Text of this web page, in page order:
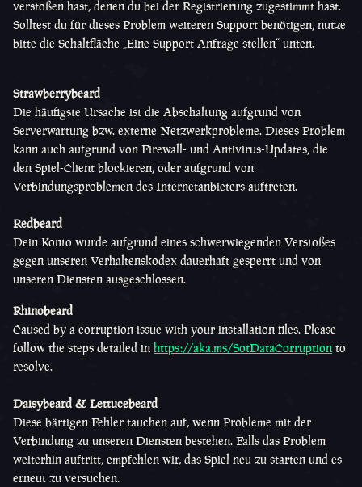
verstoßen hast, denen du bei der Registrierung zugestimmt hast.
Solltest du für dieses Problem weiteren Support benötigen, nutze
bitte die Schaltfläche „Eine Support-Anfrage stellen“ unten.
Strawberrybeard
Die häufigste Ursache ist die Abschaltung aufgrund von
Serverwartung bzw. externe Netzwerkprobleme. Dieses Problem
kann auch aufgrund von Firewall- und Antivirus-Updates, die
den Spiel-Client blockieren, oder aufgrund von
Verbindungsproblemen des Internetanbieters auftreten.
Redbeard
Dein Konto wurde aufgrund eines schwerwiegenden Verstoßes
gegen unseren Verhaltenskodex dauerhaft gesperrt und von
unseren Diensten ausgeschlossen.
Rhinobeard
Caused by a corruption issue with your installation files. Please
follow the steps detailed in https://aka.ms/SotDataCorruption to
resolve.
Daisybeard & Lettucebeard
Diese bärtigen Fehler tauchen auf, wenn Probleme mit der
Verbindung zu unseren Diensten bestehen. Falls das Problem
weiterhin auftritt, empfehlen wir, das Spiel neu zu starten und es
erneut zu versuchen.